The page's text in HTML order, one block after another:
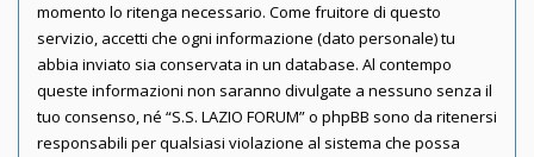
momento lo ritenga necessario. Come fruitore di questo
servizio, accetti che ogni informazione (dato personale) tu
abbia inviato sia conservata in un database. Al contempo
queste informazioni non saranno divulgate a nessuno senza il
tuo consenso, né “S.S. LAZIO FORUM” o phpBB sono da ritenersi
responsabili per qualsiasi violazione al sistema che possa